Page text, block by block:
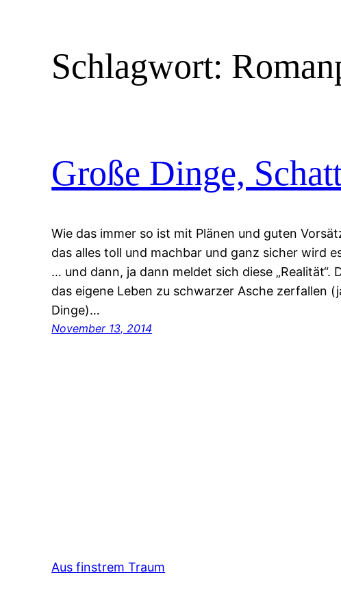
Schlagwort:
Große Dinge,
Wie das immer so ist mit Plänen und guten
das alles toll und machbar und ganz sicher wird
… und dann, ja dann meldet sich diese „Realität“.
das eigene Leben zu schwarzer Asche zerfallen
Dinge)…
November 13, 2014
Aus finstrem Traum